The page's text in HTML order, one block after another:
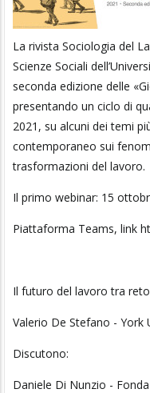
La rivista Sociologia del
Scienze Sociali
seconda edizione delle
presentando un ciclo di
2021, su alcuni dei temi
contemporaneo sui
trasformazioni del lavoro.
Il primo webinar: 15
Piattaforma Teams, link
Il futuro del lavoro tra
Valerio De Stefano - York
Discutono:
Daniele Di Nunzio -